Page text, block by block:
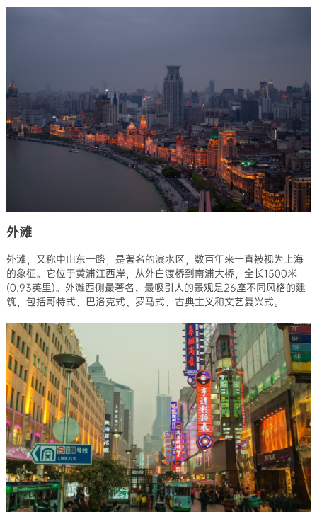
外滩
外滩，又称中山东一路，是著名的滨水区，数百年来一直被视为上海
的象征。它位于黄浦江西岸，从外白渡桥到南浦大桥，全长1500米
(0.93英里)。外滩西侧最著名、最吸引人的景观是26座不同风格的建
筑，包括哥特式、巴洛克式、罗马式、古典主义和文艺复兴式。